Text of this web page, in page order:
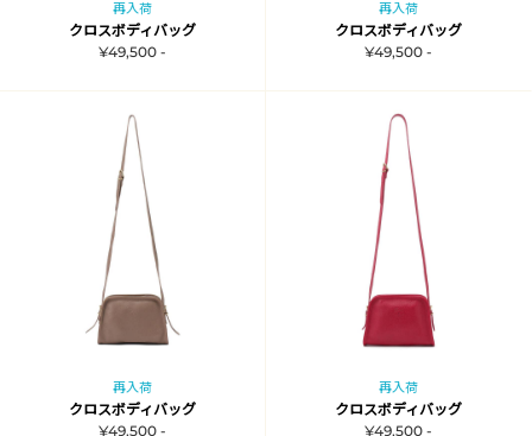
再入荷
クロスボディバッグ
¥49,500 -
再入荷
クロスボディバッグ
¥49,500 -
再入荷
クロスボディバッグ
¥49,500 -
再入荷
クロスボディバッグ
¥49,500 -